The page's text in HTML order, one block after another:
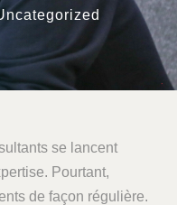
se lancent
Pourtant,
de façon régulière.